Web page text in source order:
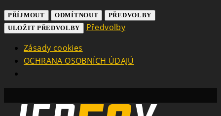
PŘÍJMOUT ODMÍTNOUT
PŘEDVOLBY
ULOŽIT PŘEDVOLBY
Předvolby
Zásady cookies
OCHRANA OSOBNÍCH ÚDAJŮ